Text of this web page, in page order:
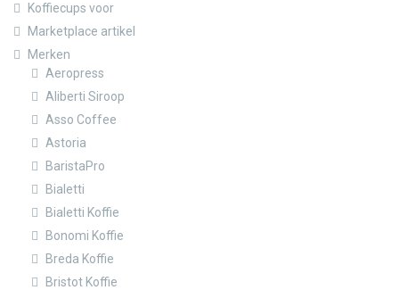
Koffiecups voor
Marketplace artikel
Merken
Aeropress
Aliberti Siroop
Asso Coffee
Astoria
BaristaPro
Bialetti
Bialetti Koffie
Bonomi Koffie
Breda Koffie
Bristot Koffie